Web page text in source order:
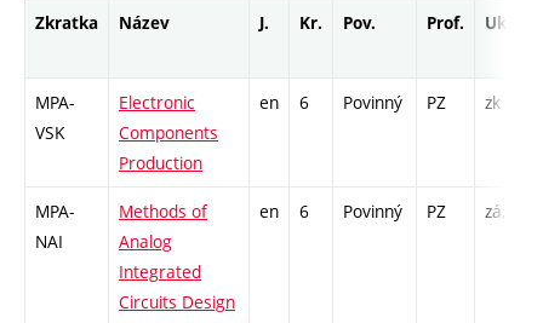
Zkratka Název J. Kr. Pov. Prof. Uk.
MPA-
VSK
Electronic
Components
Production
en 6 Povinný PZ zk
MPA-
NAI
Methods of
Analog
Integrated
Circuits Design
en 6 Povinný PZ zá,zk